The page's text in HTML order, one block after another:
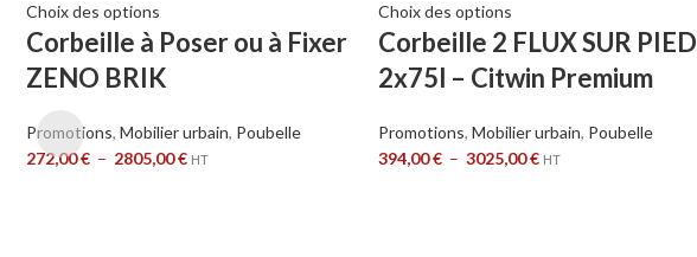
Choix des options
Corbeille à Poser ou à Fixer
ZENO BRIK
Promotions, Mobilier urbain, Poubelle
272,00€ – 2805,00€ HT
Choix des options
Corbeille 2 FLUX SUR PIED
2x75l – Citwin Premium
Promotions, Mobilier urbain, Poubelle
394,00€ – 3025,00€ HT